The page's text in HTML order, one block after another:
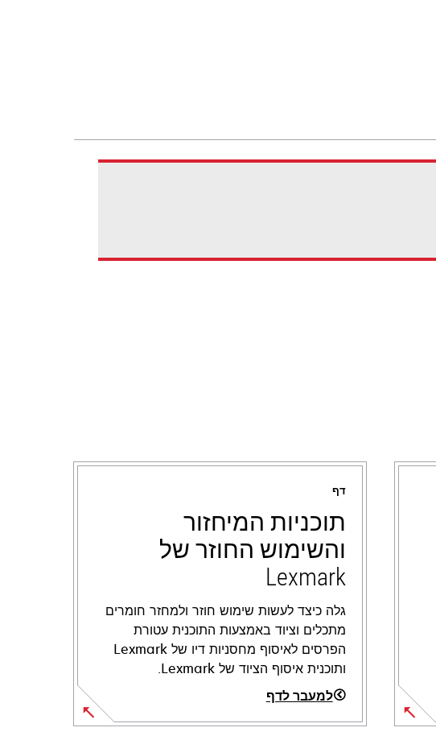
דף
תוכניות המיחזור
והשימוש החוזר של
Lexmark
גלה כיצד לעשות שימוש חוזר ולמחזר חומרים
מתכלים וציוד באמצעות התוכנית עטורת
הפרסים לאיסוף מחסניות דיו של Lexmark
ותוכנית איסוף הציוד של Lexmark.
למעבר לדף